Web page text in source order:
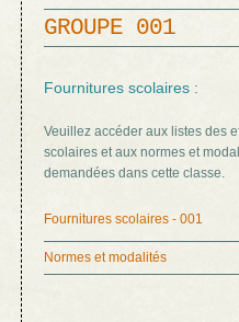
GROUPE 001
Fournitures scolaires :
Veuillez accéder aux listes des
scolaires et aux normes et
demandées dans cette classe.
Fournitures scolaires - 001
Normes et modalités